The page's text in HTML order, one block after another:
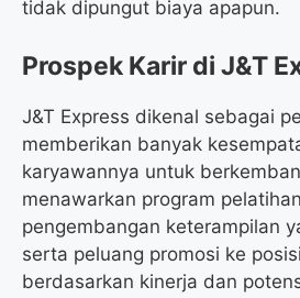
tidak dipungut biaya apapun.
Prospek Karir di J&T
J&T Express dikenal sebagai
memberikan banyak
karyawannya untuk
menawarkan program
pengembangan keterampilan
serta peluang promosi ke
berdasarkan kinerja dan